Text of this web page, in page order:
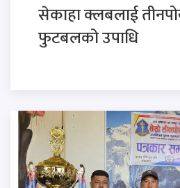
सेकाहा क्लबलाई
फुटबलको उपाधि